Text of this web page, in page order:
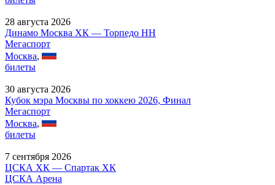
28 августа 2026
Динамо Москва ХК — Торпедо НН
Мегаспорт
Москва,
билеты
30 августа 2026
Кубок мэра Москвы по хоккею 2026, Финал
Мегаспорт
Москва,
билеты
7 сентября 2026
ЦСКА ХК — Спартак ХК
ЦСКА Арена